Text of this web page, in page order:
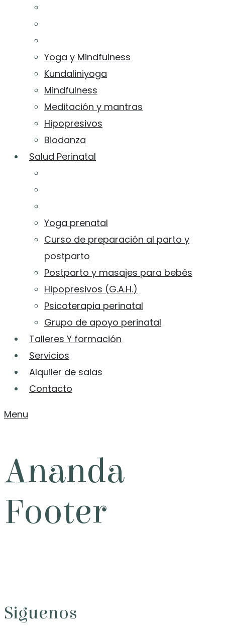
Yoga y Mindfulness
Kundaliniyoga
Mindfulness
Meditación y mantras
Hipopresivos
Biodanza
Salud Perinatal
Yoga prenatal
Curso de preparación al parto y
postparto
Postparto y masajes para bebés
Hipopresivos (G.A.H.)
Psicoterapia perinatal
Grupo de apoyo perinatal
Talleres Y formación
Servicios
Alquiler de salas
Contacto
Menu
Ananda
Footer
Siguenos